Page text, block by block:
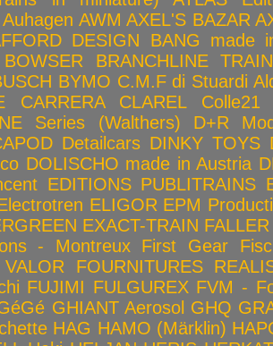
Auhagen AWM AXEL'S BAZAR
DESIGN
BANG made
BOWSER
BRANCHLINE
BYMO C.M.F di Stuardi
CARRERA CLAREL
Colle21
Series (Walthers)
D+R
Detailcars DINKY TOYS
DOLISCHO made in Austria
EDITIONS PUBLITRAINS
ELIGOR EPM
EXACT-TRAIN FALLER
- Montreux First Gear
FOURNITURES
FUJIMI FULGUREX FVM -
GHIANT Aerosol GHQ
HAG HAMO (Märklin)